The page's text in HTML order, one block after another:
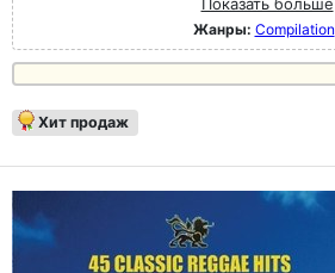
Жанры: Compilation
Хит продаж